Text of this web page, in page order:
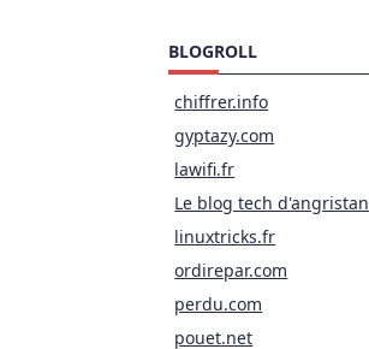
BLOGROLL
chiffrer.info
gyptazy.com
lawifi.fr
Le blog tech d'angristan
linuxtricks.fr
ordirepar.com
perdu.com
pouet.net